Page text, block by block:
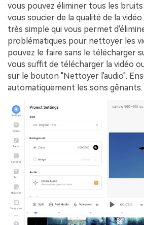
vous pouvez éliminer tous les bruits
vous soucier de la qualité de la
très simple qui vous permet
problématiques pour nettoyer les
pouvez le faire sans le télécharger
vous suffit de télécharger la vidéo
sur le bouton "Nettoyer l'audio".
automatiquement les sons gênants.